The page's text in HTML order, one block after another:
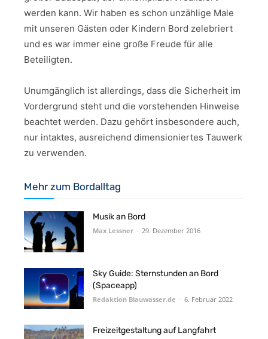
werden kann. Wir haben es schon unzählige Male
mit unseren Gästen oder Kindern Bord zelebriert
und es war immer eine große Freude für alle
Beteiligten.
Unumgänglich ist allerdings, dass die Sicherheit im
Vordergrund steht und die vorstehenden Hinweise
beachtet werden. Dazu gehört insbesondere auch,
nur intaktes, ausreichend dimensioniertes Tauwerk
zu verwenden.
Mehr zum Bordalltag
Musik an Bord
Max Lessner - 29. Dezember 2016
Sky Guide: Sternstunden an Bord
(Spaceapp)
Redaktion Blauwasser.de - 6. Februar 2022
Freizeitgestaltung auf Langfahrt